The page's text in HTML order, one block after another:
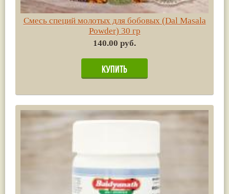
Смесь специй молотых для бобовых (Dal Masala
Powder) 30 гр
140.00 руб.